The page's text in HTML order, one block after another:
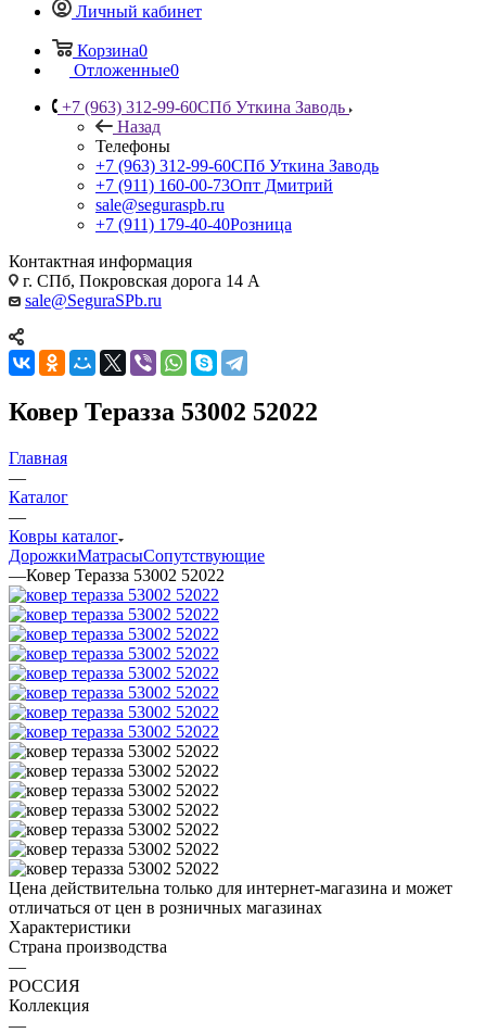
Личный кабинет
Корзина0
Отложенные0
+7 (963) 312-99-60СПб Уткина Заводь
Назад
Телефоны
+7 (963) 312-99-60СПб Уткина Заводь
+7 (911) 160-00-73Опт Дмитрий
sale@seguraspb.ru
+7 (911) 179-40-40Розница
Контактная информация
г. СПб, Покровская дорога 14 А
sale@SeguraSPb.ru
Ковер Теразза 53002 52022
Главная
—
Каталог
—
Ковры каталог
ДорожкиМатрасыСопутствующие
—Ковер Теразза 53002 52022
Цена действительна только для интернет-магазина и может
отличаться от цен в розничных магазинах
Характеристики
Страна производства
—
РОССИЯ
Коллекция
—